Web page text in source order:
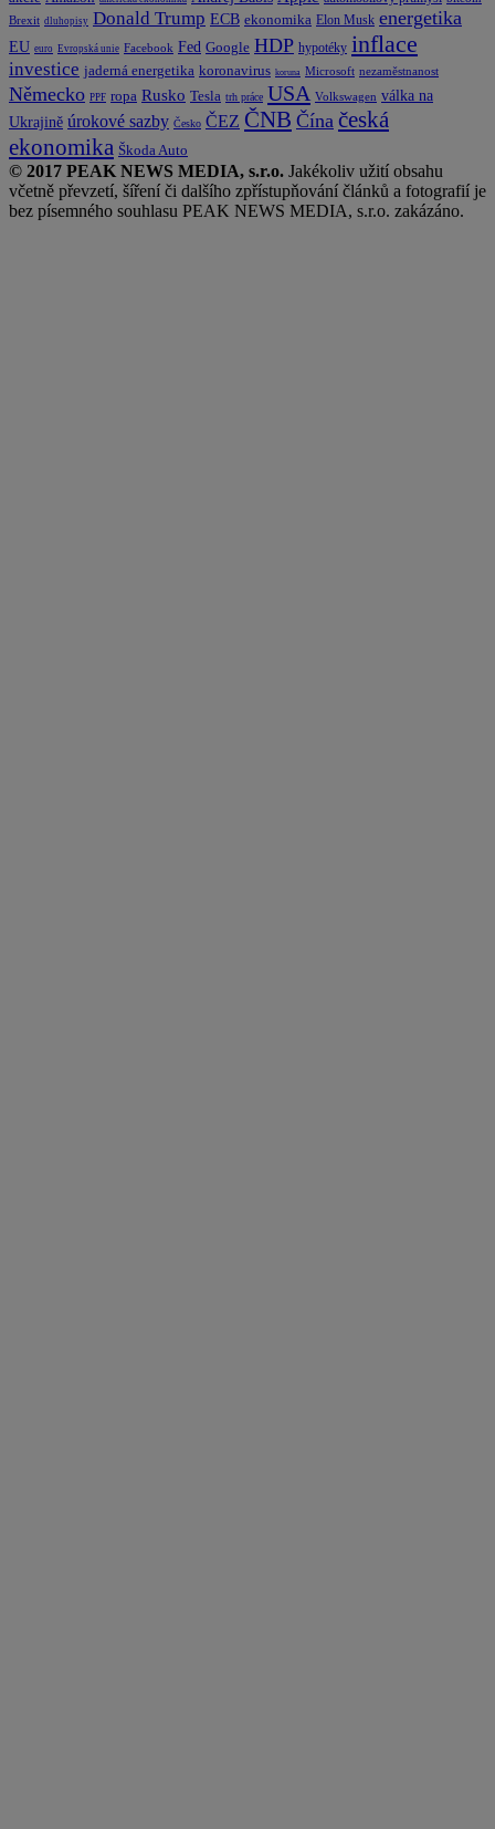
Brexit dluhopisy Donald Trump ECB ekonomika Elon Musk energetika
EU euro Evropská unie Facebook Fed Google HDP hypotéky inflace
investice jaderná energetika koronavirus koruna Microsoft nezaměstnanost
Německo PPF ropa Rusko Tesla trh práce USA Volkswagen válka na
Ukrajině úrokové sazby Česko ČEZ ČNB Čína česká
ekonomika Škoda Auto
© 2017 PEAK NEWS MEDIA, s.r.o. Jakékoliv užití obsahu
včetně převzetí, šíření či dalšího zpřístupňování článků a fotografií je
bez písemného souhlasu PEAK NEWS MEDIA, s.r.o. zakázáno.